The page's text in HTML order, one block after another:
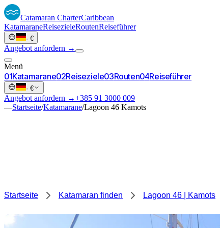
Catamaran CharterCaribbean
KatamaraneReisezieleRoutenReiseführer
· €
Angebot anfordern →
Menü
01Katamarane02Reiseziele03Routen04Reiseführer
· €
Angebot anfordern →+385 91 3000 009
—Startseite/Katamarane/Lagoon 46 Kamots
Startseite Katamaran finden Lagoon 46 | Kamots